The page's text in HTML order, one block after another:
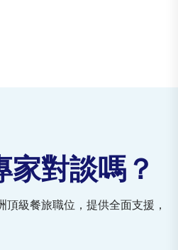
對談嗎？
級餐旅職位，提供全面支援，